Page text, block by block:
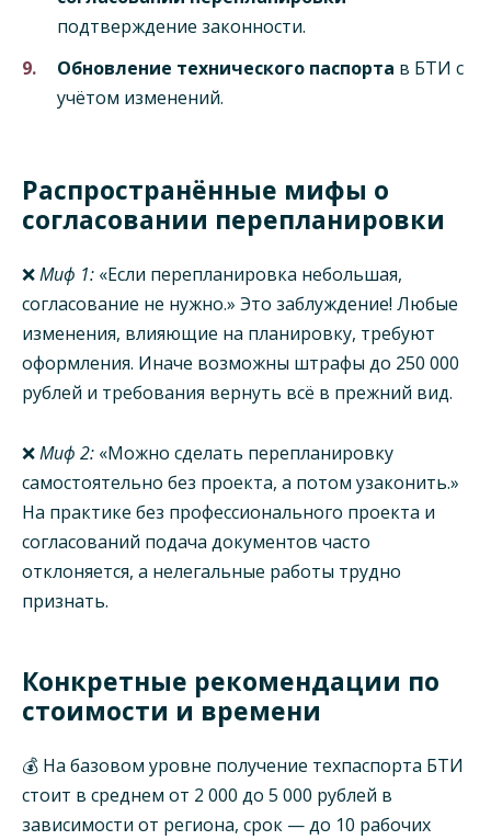
подтверждение законности.
Обновление технического паспорта в БТИ с
учётом изменений.
Распространённые мифы о
согласовании перепланировки
❌Миф 1: «Если перепланировка небольшая,
согласование не нужно.» Это заблуждение! Любые
изменения, влияющие на планировку, требуют
оформления. Иначе возможны штрафы до 250 000
рублей и требования вернуть всё в прежний вид.
❌Миф 2: «Можно сделать перепланировку
самостоятельно без проекта, а потом узаконить.»
На практике без профессионального проекта и
согласований подача документов часто
отклоняется, а нелегальные работы трудно
признать.
Конкретные рекомендации по
стоимости и времени
💰 На базовом уровне получение техпаспорта БТИ
стоит в среднем от 2 000 до 5 000 рублей в
зависимости от региона, срок — до 10 рабочих